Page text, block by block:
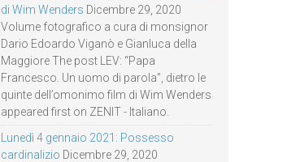
di Wim Wenders Dicembre 29, 2020
Volume fotografico a cura di monsignor
Dario Edoardo Viganò e Gianluca della
Maggiore The post LEV: “Papa
Francesco. Un uomo di parola”, dietro le
quinte dell’omonimo film di Wim Wenders
appeared first on ZENIT - Italiano.
Lunedì 4 gennaio 2021: Possesso
cardinalizio Dicembre 29, 2020